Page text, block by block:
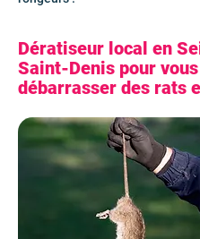
Dératiseur local en
Saint-Denis pour vous
débarrasser des rats